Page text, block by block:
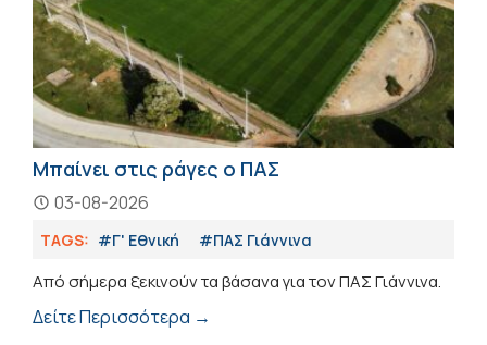
Μπαίνει στις ράγες ο ΠΑΣ
03-08-2026
TAGS: #Γ' Εθνική #ΠΑΣ Γιάννινα
Από σήμερα ξεκινούν τα βάσανα για τον ΠΑΣ Γιάννινα.
Δείτε Περισσότερα →